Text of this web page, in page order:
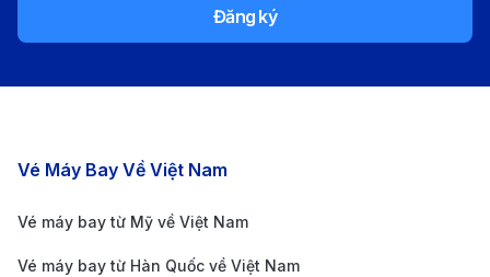
địa (SINPE Móvil) nên quẹt thẻ và dự phòng tiền
Hệ thống sân bay tại Costa Rica
dày đặc kết nối các vùng xa xôi. Đối với du khách
quốc tế, có 2 sân bay cửa ngõ chính mà bạn cần lưu
tâm để tối ưu hóa lộ trình di chuyển:
Đăng ký
Các chặng bay nổi bật
Vé Máy Bay Về Việt Nam
Vé máy bay từ Mỹ về Việt Nam
Vé máy bay từ Hàn Quốc về Việt Nam